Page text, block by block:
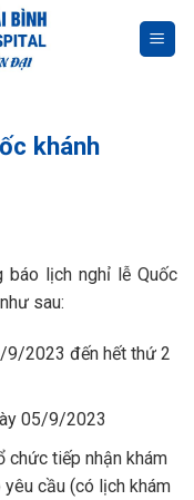
khánh
báo lịch nghỉ lễ Quốc
sau:
9/2023 đến hết thứ 2
05/9/2023
chức tiếp nhận khám
cầu (có lịch khám